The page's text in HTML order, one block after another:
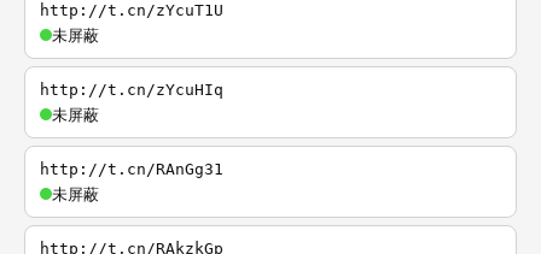
http://t.cn/zYcuT1U
未屏蔽
http://t.cn/zYcuHIq
未屏蔽
http://t.cn/RAnGg31
未屏蔽
http://t.cn/RAkzkGp